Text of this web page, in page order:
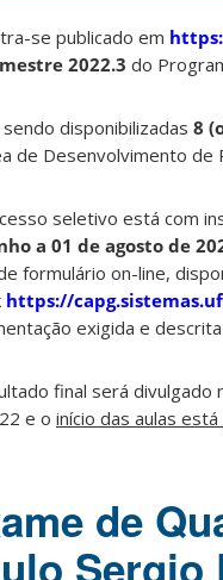
se publicado em
2022.3 do
disponibilizadas 8
de Desenvolvimento
seletivo está com
a 01 de agosto de
formulário on-line,
https://
exigida e
final será
e o início das aulas
de